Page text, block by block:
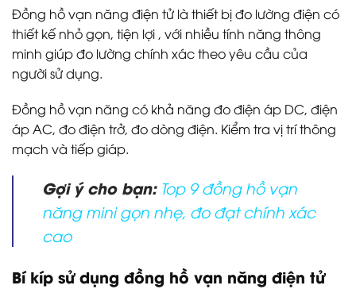
Đồng hồ vạn năng điện tử là thiết bị đo lường điện có
thiết kế nhỏ gọn, tiện lợi , với nhiều tính năng thông
minh giúp đo lường chính xác theo yêu cầu của
người sử dụng.
Đồng hồ vạn năng có khả năng đo điện áp DC, điện
áp AC, đo điện trở, đo dòng điện. Kiểm tra vị trí thông
mạch và tiếp giáp.
Gợi ý cho bạn: Top 9 đồng hồ vạn
năng mini gọn nhẹ, đo đạt chính xác
cao
Bí kíp sử dụng đồng hồ vạn năng điện tử